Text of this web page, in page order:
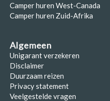
Camper huren West-Canada
Camper huren Zuid-Afrika
Algemeen
Unigarant verzekeren
Disclaimer
Duurzaam reizen
Privacy statement
Veelgestelde vragen